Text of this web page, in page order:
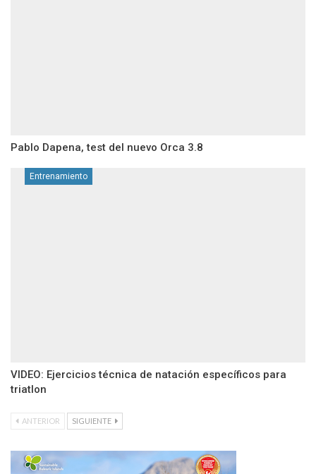
Pablo Dapena, test del nuevo Orca 3.8
Entrenamiento
VIDEO: Ejercicios técnica de natación específicos para
triatlon
ANTERIOR SIGUIENTE